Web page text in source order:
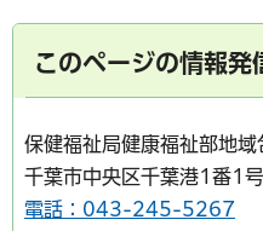
このページの情報発
保健福祉局健康福祉部地域
千葉市中央区千葉港1番1
電話：043-245-5267